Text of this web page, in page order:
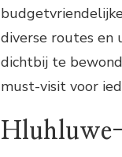
diverse routes en
dichtbij te
must-visit voor